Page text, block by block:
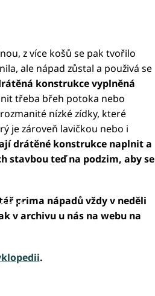
z více košů se pak tvořilo
ale nápad zůstal a použivá se
konstrukce vyplněná
třeba břeh potoka nebo
nízké zídky, které
je zároveň lavičkou nebo i
drátěné konstrukce naplnit a
stavbou teď na podzim, aby se
prima nápadů vždy v neděli
v archivu u nás na webu na
.